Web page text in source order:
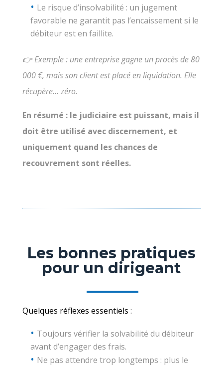
Le risque d’insolvabilité : un jugement
favorable ne garantit pas l’encaissement si le
débiteur est en faillite.
👉 Exemple : une entreprise gagne un procès de 80
000 €, mais son client est placé en liquidation. Elle
récupère… zéro.
En résumé : le judiciaire est puissant, mais il
doit être utilisé avec discernement, et
uniquement quand les chances de
recouvrement sont réelles.
Les bonnes pratiques
pour un dirigeant
Quelques réflexes essentiels :
Toujours vérifier la solvabilité du débiteur
avant d’engager des frais.
Ne pas attendre trop longtemps : plus le